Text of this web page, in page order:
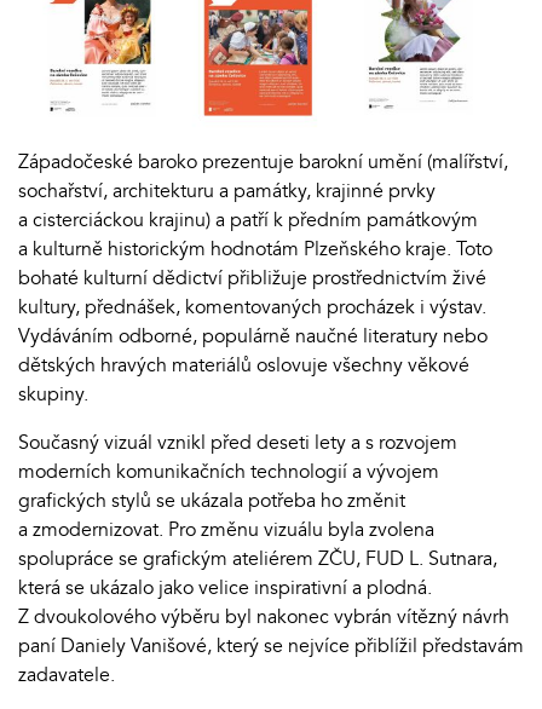
Západočeské baroko prezentuje barokní umění (malířství,
sochařství, architekturu a památky, krajinné prvky
a cisterciáckou krajinu) a patří k předním památkovým
a kulturně historickým hodnotám Plzeňského kraje. Toto
bohaté kulturní dědictví přibližuje prostřednictvím živé
kultury, přednášek, komentovaných procházek i výstav.
Vydáváním odborné, populárně naučné literatury nebo
dětských hravých materiálů oslovuje všechny věkové
skupiny.
Současný vizuál vznikl před deseti lety a s rozvojem
moderních komunikačních technologií a vývojem
grafických stylů se ukázala potřeba ho změnit
a zmodernizovat. Pro změnu vizuálu byla zvolena
spolupráce se grafickým ateliérem ZČU, FUD L. Sutnara,
která se ukázalo jako velice inspirativní a plodná.
Z dvoukolového výběru byl nakonec vybrán vítězný návrh
paní Daniely Vanišové, který se nejvíce přiblížil představám
zadavatele.